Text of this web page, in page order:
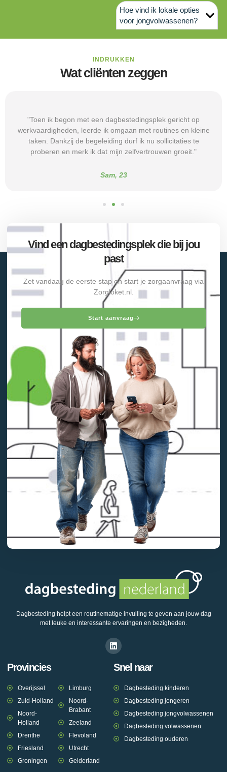
Hoe vind ik lokale opties
voor jongvolwassenen?
INDRUKKEN
Wat cliënten zeggen
"Toen ik begon met een dagbestedingsplek gericht op
werkvaardigheden, leerde ik omgaan met routines en kleine
taken. Dankzij de begeleiding durf ik nu sollicitaties te
proberen en merk ik dat mijn zelfvertrouwen groeit."
Sam, 23
Vind een dagbestedingsplek die bij jou
past
Zet vandaag de eerste stap en start je zorgaanvraag via
Zorgloket.nl.
Start aanvraag
Dagbesteding helpt een routinematige invulling te geven aan jouw dag
met leuke en interessante ervaringen en bezigheden.
Provincies
Overijssel
Zuid-Holland
Noord-
Holland
Drenthe
Friesland
Groningen
Limburg
Noord-
Brabant
Zeeland
Flevoland
Utrecht
Gelderland
Snel naar
Dagbesteding kinderen
Dagbesteding jongeren
Dagbesteding jongvolwassenen
Dagbesteding volwassenen
Dagbesteding ouderen